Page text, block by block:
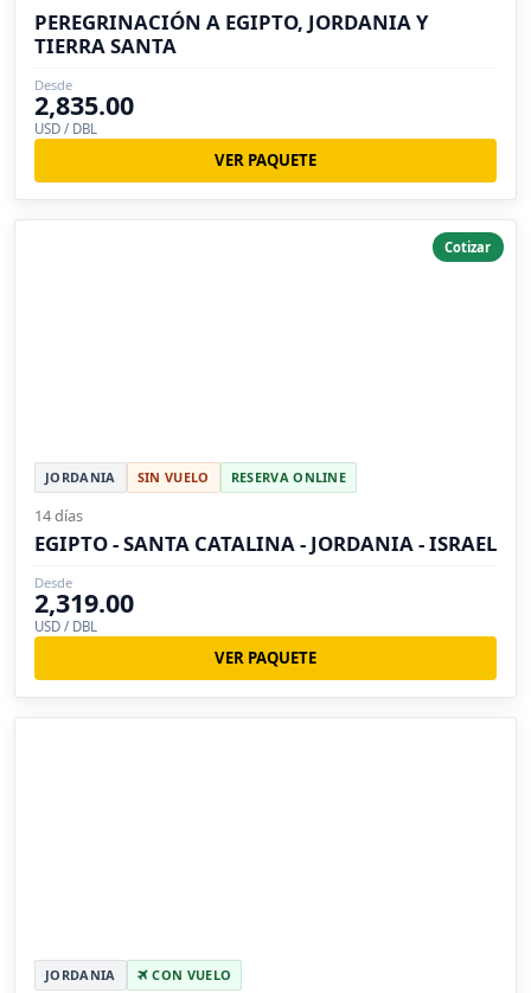
PEREGRINACIÓN A EGIPTO, JORDANIA Y
TIERRA SANTA
Desde
2,835.00
USD / DBL
VER PAQUETE
Cotizar
JORDANIA SIN VUELO RESERVA ONLINE
14 días
EGIPTO - SANTA CATALINA - JORDANIA - ISRAEL
Desde
2,319.00
USD / DBL
VER PAQUETE
JORDANIA CON VUELO